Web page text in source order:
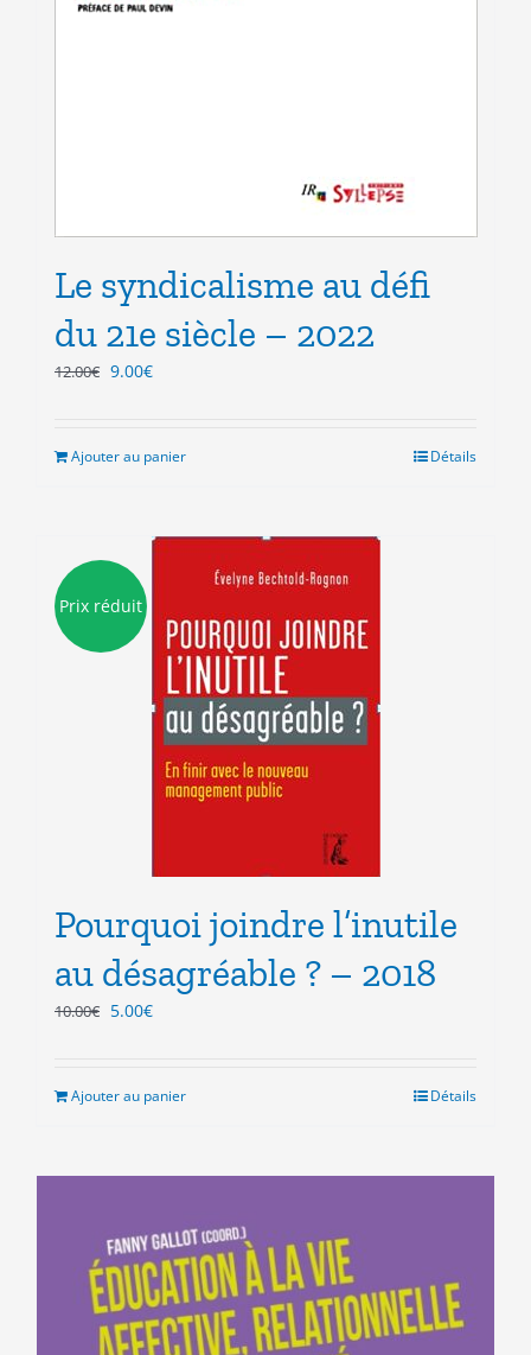
Le syndicalisme au défi
du 21e siècle – 2022
12.00€ Le
9.00€Le
est :
Ajouter au panier Détails
Prix réduit
Pourquoi joindre l’inutile
au désagréable ? – 2018
10.00€ Le
5.00€Le
est :
Ajouter au panier Détails